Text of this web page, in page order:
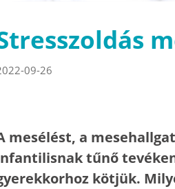
09-26
mesélést, a
tűnő
kötjük.